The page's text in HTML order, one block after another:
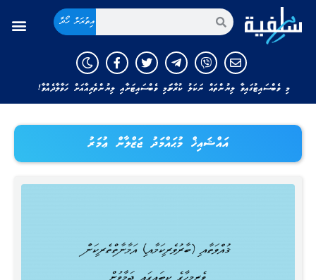
އިތުރަށް ހޯދާ
މި ވެބްސައިޓުގައިވާ ލިޔުންތައް ނަކަލު ކުރާނަމަ މި ވެބްސައިޓަށާއި ލިޔުންތެރިއާއަށް ހަވާލާދެއްވާ!
އައްޝައިޚް މުޙައްމަދު ޖަޒްލާން ޢުމަރު